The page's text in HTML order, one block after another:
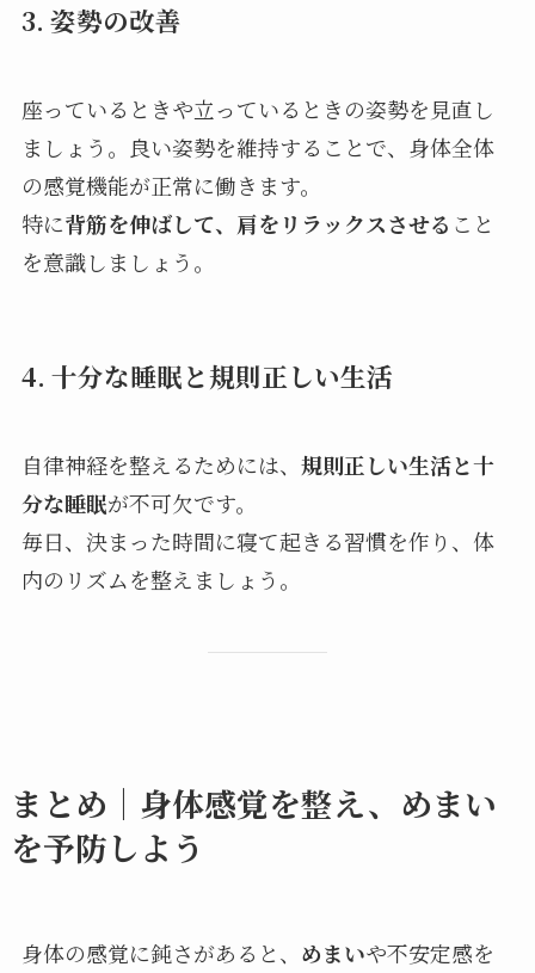
3. 姿勢の改善
座っているときや立っているときの姿勢を見直し
ましょう。良い姿勢を維持することで、身体全体
の感覚機能が正常に働きます。
特に背筋を伸ばして、肩をリラックスさせる こと
を意識しましょう。
4. 十分な睡眠と規則正しい生活
自律神経を整えるためには、 規則正しい生活と十
分な睡眠が不可欠です。
毎日、決まった時間に寝て起きる習慣を作り、体
内のリズムを整えましょう。
まとめ｜身体感覚を整え、めまい
を予防しよう
身体の感覚に鈍さがあると、 めまいや不安定感を